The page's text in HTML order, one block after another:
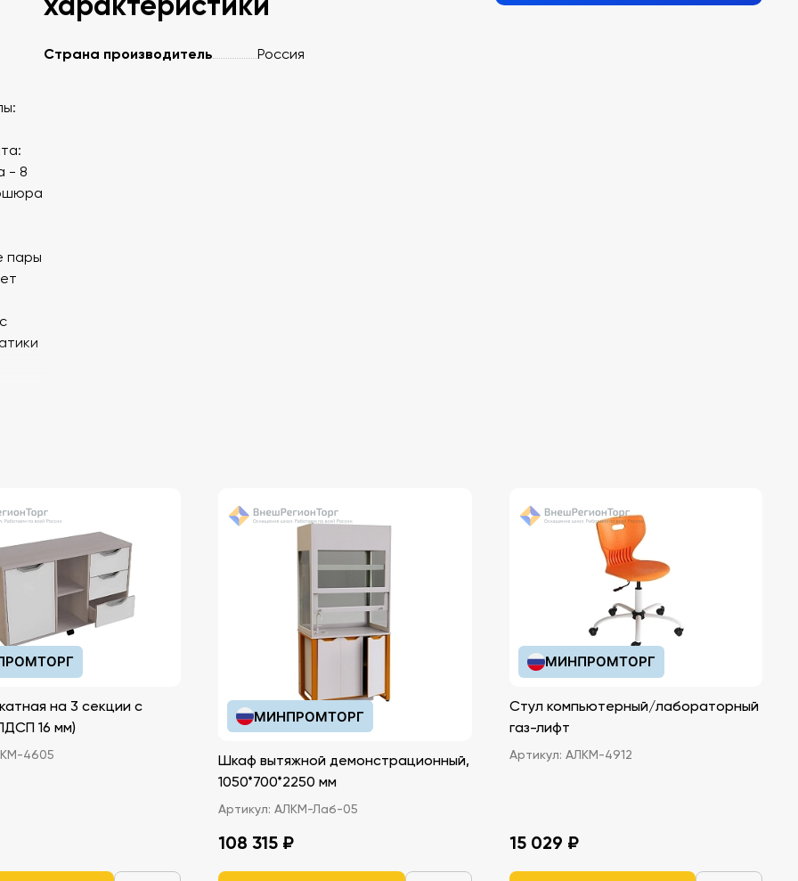
- 8
пары
Страна производитель Россия
на 3 секции с
(ЛДСП 16 мм)
4605
МИНПРОМТОРГ
Шкаф вытяжной демонстрационный,
1050*700*2250 мм
Артикул: АЛКМ-Лаб-05
108 315 ₽
МИНПРОМТОРГ
Стул компьютерный/лабораторный
газ-лифт
Артикул: АЛКМ-4912
15 029 ₽